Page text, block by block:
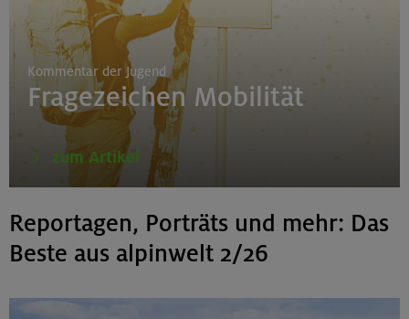
Kommentar der Jugend
Fragezeichen Mobilität
zum Artikel
Reportagen, Porträts und mehr: Das
Beste aus alpinwelt 2/26